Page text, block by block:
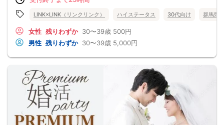
LINK×LINK（リンクリンク） ハイステータス 30代向け 群馬県
女性 残りわずか 30〜39歳 500円
男性 残りわずか 30〜39歳 5,000円